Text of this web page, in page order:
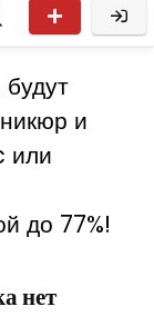
будут
и
или
до 77%!
нет